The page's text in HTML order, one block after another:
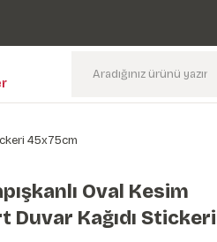
45x75cm
Oval Kesim
Kağıdı Stickeri